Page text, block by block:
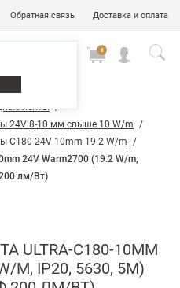
Обратная связь Доставка и оплата
0
ленты
24V 8-10 мм свыше 10 W/m
C180 24V 10mm 19.2 W/m
24V Warm2700 (19.2 W/m,
лм/Вт)
C180-10MM
M, IP20, 5630, 5M)